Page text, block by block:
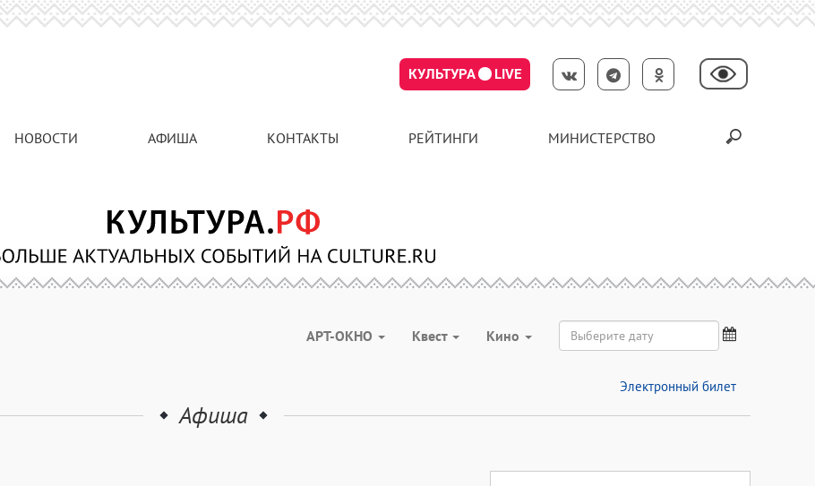
КУЛЬТУРА LIVE
НОВОСТИ АФИША КОНТАКТЫ РЕЙТИНГИ МИНИСТЕРСТВО
АРТ-ОКНО Квест Кино
Электронный билет
Афиша